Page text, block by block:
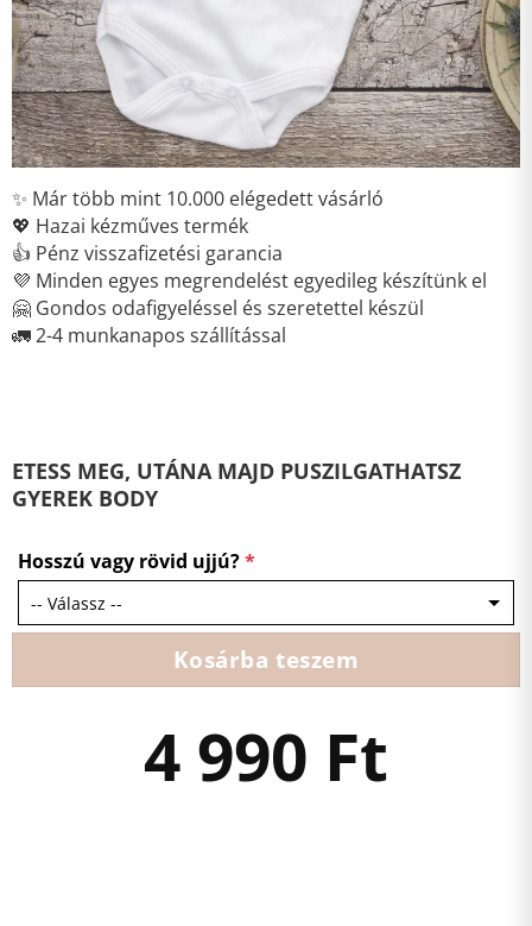
✨ Már több mint 10.000 elégedett vásárló
💖 Hazai kézműves termék
👍 Pénz visszafizetési garancia
💜 Minden egyes megrendelést egyedileg készítünk el
🤗 Gondos odafigyeléssel és szeretettel készül
🚛 2-4 munkanapos szállítással
ETESS MEG, UTÁNA MAJD PUSZILGATHATSZ
GYEREK BODY
Hosszú vagy rövid ujjú?*
Kosárba teszem
4 990 Ft